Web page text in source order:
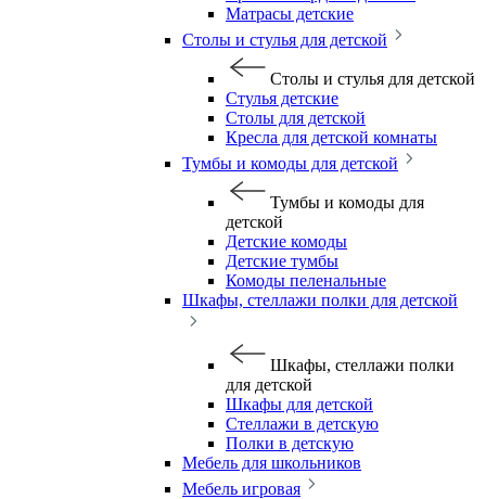
Матрасы детские
Столы и стулья для детской
Столы и стулья для детской
Стулья детские
Столы для детской
Кресла для детской комнаты
Тумбы и комоды для детской
Тумбы и комоды для
детской
Детские комоды
Детские тумбы
Комоды пеленальные
Шкафы, стеллажи полки для детской
Шкафы, стеллажи полки
для детской
Шкафы для детской
Стеллажи в детскую
Полки в детскую
Мебель для школьников
Мебель игровая